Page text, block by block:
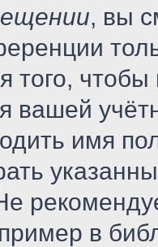
, вы
того, чтобы
вашей
имя
в